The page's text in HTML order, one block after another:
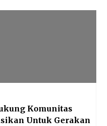
Komunitas
Untuk Gerakan